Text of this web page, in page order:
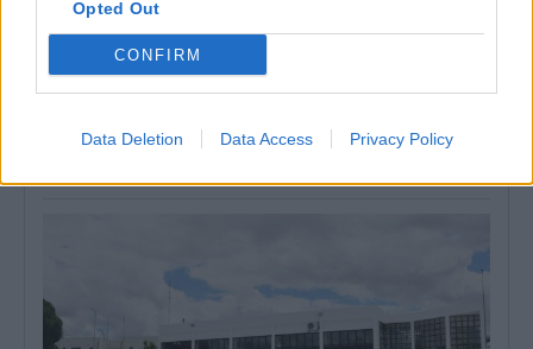
Opted Out
CONFIRM
Data Deletion Data Access Privacy Policy
Arrendar casa no Alentejo está 15,4% mais caro do que há um
Os preços das casas disponíveis para arrendamento no Alentejo
aumentaram 15,4% em julho, em...